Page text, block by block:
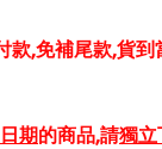
款,免補尾款,貨
期的商品,請獨立